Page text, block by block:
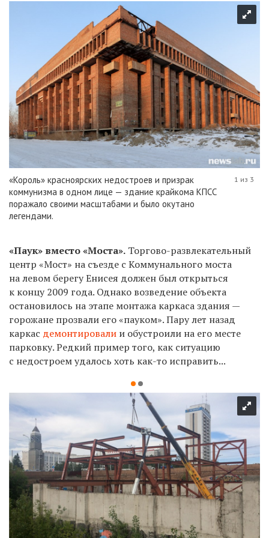
«Король» красноярских недостроев и призрак
коммунизма в одном лице — здание крайкома КПСС
поражало своими масштабами и было окутано
легендами.
1 из 3
«Паук» вместо «Моста». Торгово-развлекательный
центр «Мост» на съезде с Коммунального моста
на левом берегу Енисея должен был открыться
к концу 2009 года. Однако возведение объекта
остановилось на этапе монтажа каркаса здания —
горожане прозвали его «пауком». Пару лет назад
каркас демонтировали и обустроили на его месте
парковку. Редкий пример того, как ситуацию
с недостроем удалось хоть как-то исправить...